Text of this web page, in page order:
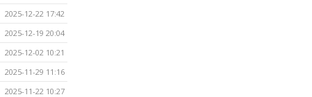
2025-12-22 17:42
2025-12-19 20:04
2025-12-02 10:21
2025-11-29 11:16
2025-11-22 10:27